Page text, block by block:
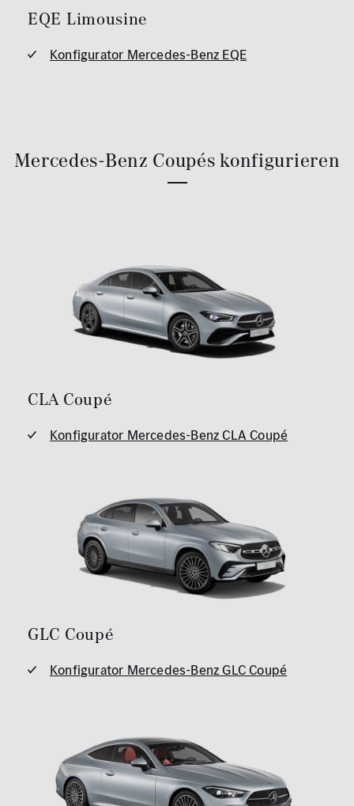
EQE Limousine
Konfigurator Mercedes-Benz EQE
Mercedes-Benz Coupés konfigurieren
CLA Coupé
Konfigurator Mercedes-Benz CLA Coupé
GLC Coupé
Konfigurator Mercedes-Benz GLC Coupé